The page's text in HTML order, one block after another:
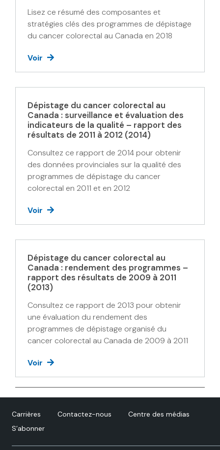
Lisez ce résumé des composantes et
stratégies clés des programmes de dépistage
du cancer colorectal au Canada en 2018
Voir
Dépistage du cancer colorectal au
Canada : surveillance et évaluation des
indicateurs de la qualité – rapport des
résultats de 2011 à 2012 (2014)
Consultez ce rapport de 2014 pour obtenir
des données provinciales sur la qualité des
programmes de dépistage du cancer
colorectal en 2011 et en 2012
Voir
Dépistage du cancer colorectal au
Canada : rendement des programmes –
rapport des résultats de 2009 à 2011
(2013)
Consultez ce rapport de 2013 pour obtenir
une évaluation du rendement des
programmes de dépistage organisé du
cancer colorectal au Canada de 2009 à 2011
Voir
Carrières Contactez-nous
Centre des médias
S’abonner